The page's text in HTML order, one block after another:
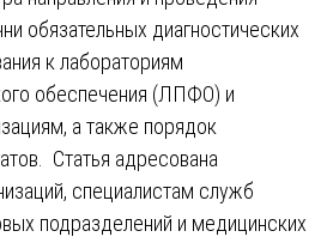
обязательных диагностических
к лабораториям
обеспечения (ЛПФО) и
а также порядок
Статья адресована
специалистам служб
подразделений и медицинских